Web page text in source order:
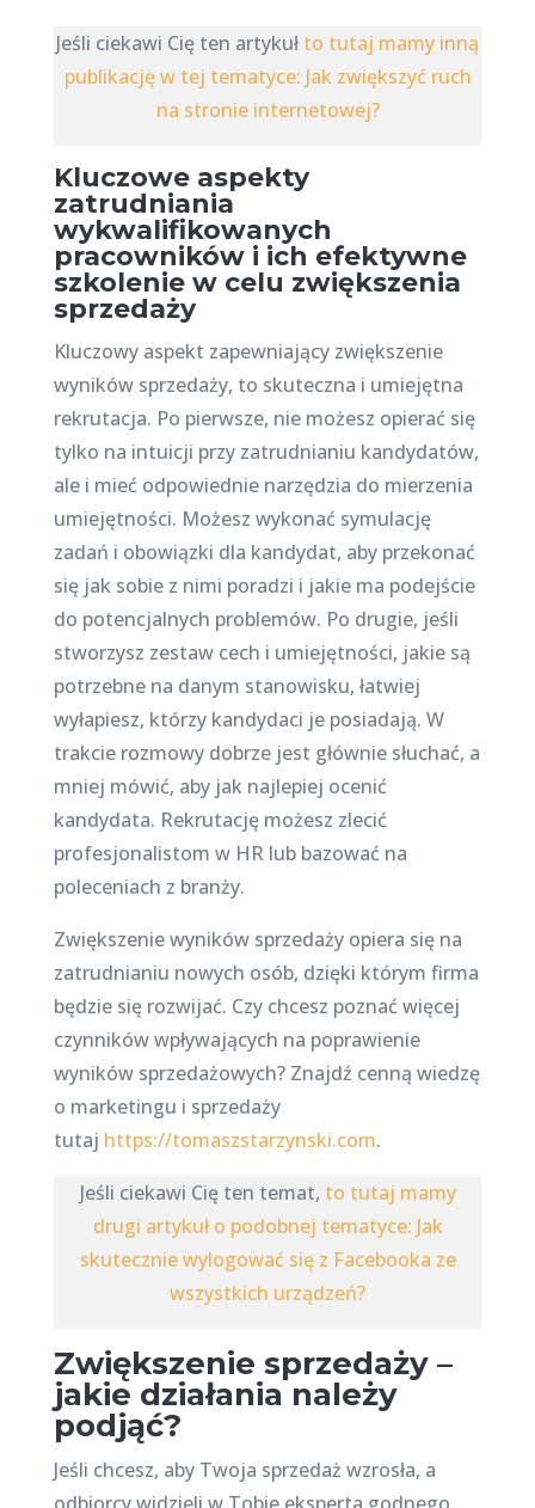
Jeśli ciekawi Cię ten artykułto tutaj mamy inną
publikację w tej tematyce: Jak zwiększyć ruch
na stronie internetowej?
Kluczowe aspekty
zatrudniania
wykwalifikowanych
pracowników i ich efektywne
szkolenie w celu zwiększenia
sprzedaży
Kluczowy aspekt zapewniający zwiększenie
wyników sprzedaży, to skuteczna i umiejętna
rekrutacja. Po pierwsze, nie możesz opierać się
tylko na intuicji przy zatrudnianiu kandydatów,
ale i mieć odpowiednie narzędzia do mierzenia
umiejętności. Możesz wykonać symulację
zadań i obowiązki dla kandydat, aby przekonać
się jak sobie z nimi poradzi i jakie ma podejście
do potencjalnych problemów. Po drugie, jeśli
stworzysz zestaw cech i umiejętności, jakie są
potrzebne na danym stanowisku, łatwiej
wyłapiesz, którzy kandydaci je posiadają. W
trakcie rozmowy dobrze jest głównie słuchać, a
mniej mówić, aby jak najlepiej ocenić
kandydata. Rekrutację możesz zlecić
profesjonalistom w HR lub bazować na
poleceniach z branży.
Zwiększenie wyników sprzedaży opiera się na
zatrudnianiu nowych osób, dzięki którym firma
będzie się rozwijać. Czy chcesz poznać więcej
czynników wpływających na poprawienie
wyników sprzedażowych? Znajdź cenną wiedzę
o marketingu i sprzedaży
tutaj https://tomaszstarzynski.com.
Jeśli ciekawi Cię ten temat, to tutaj mamy
drugi artykuł o podobnej tematyce: Jak
skutecznie wylogować się z Facebooka ze
wszystkich urządzeń?
Zwiększenie sprzedaży –
jakie działania należy
podjąć?
Jeśli chcesz, aby Twoja sprzedaż wzrosła, a